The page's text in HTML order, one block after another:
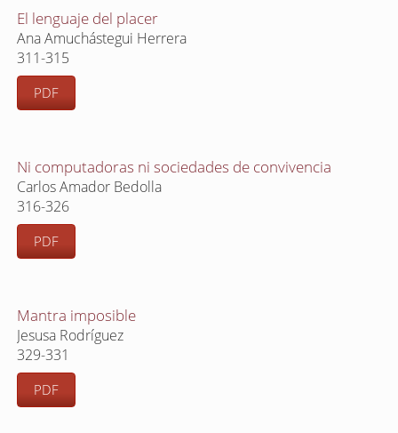
El lenguaje del placer
Ana Amuchástegui Herrera
311-315
PDF
Ni computadoras ni sociedades de convivencia
Carlos Amador Bedolla
316-326
PDF
Mantra imposible
Jesusa Rodríguez
329-331
PDF